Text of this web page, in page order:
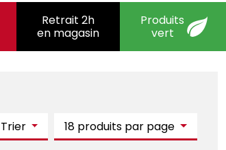
Retrait 2h
en magasin
Produits
vert
Trier 18 produits par page